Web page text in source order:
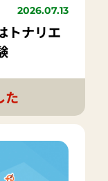
2026.07.13
トナリエ
た